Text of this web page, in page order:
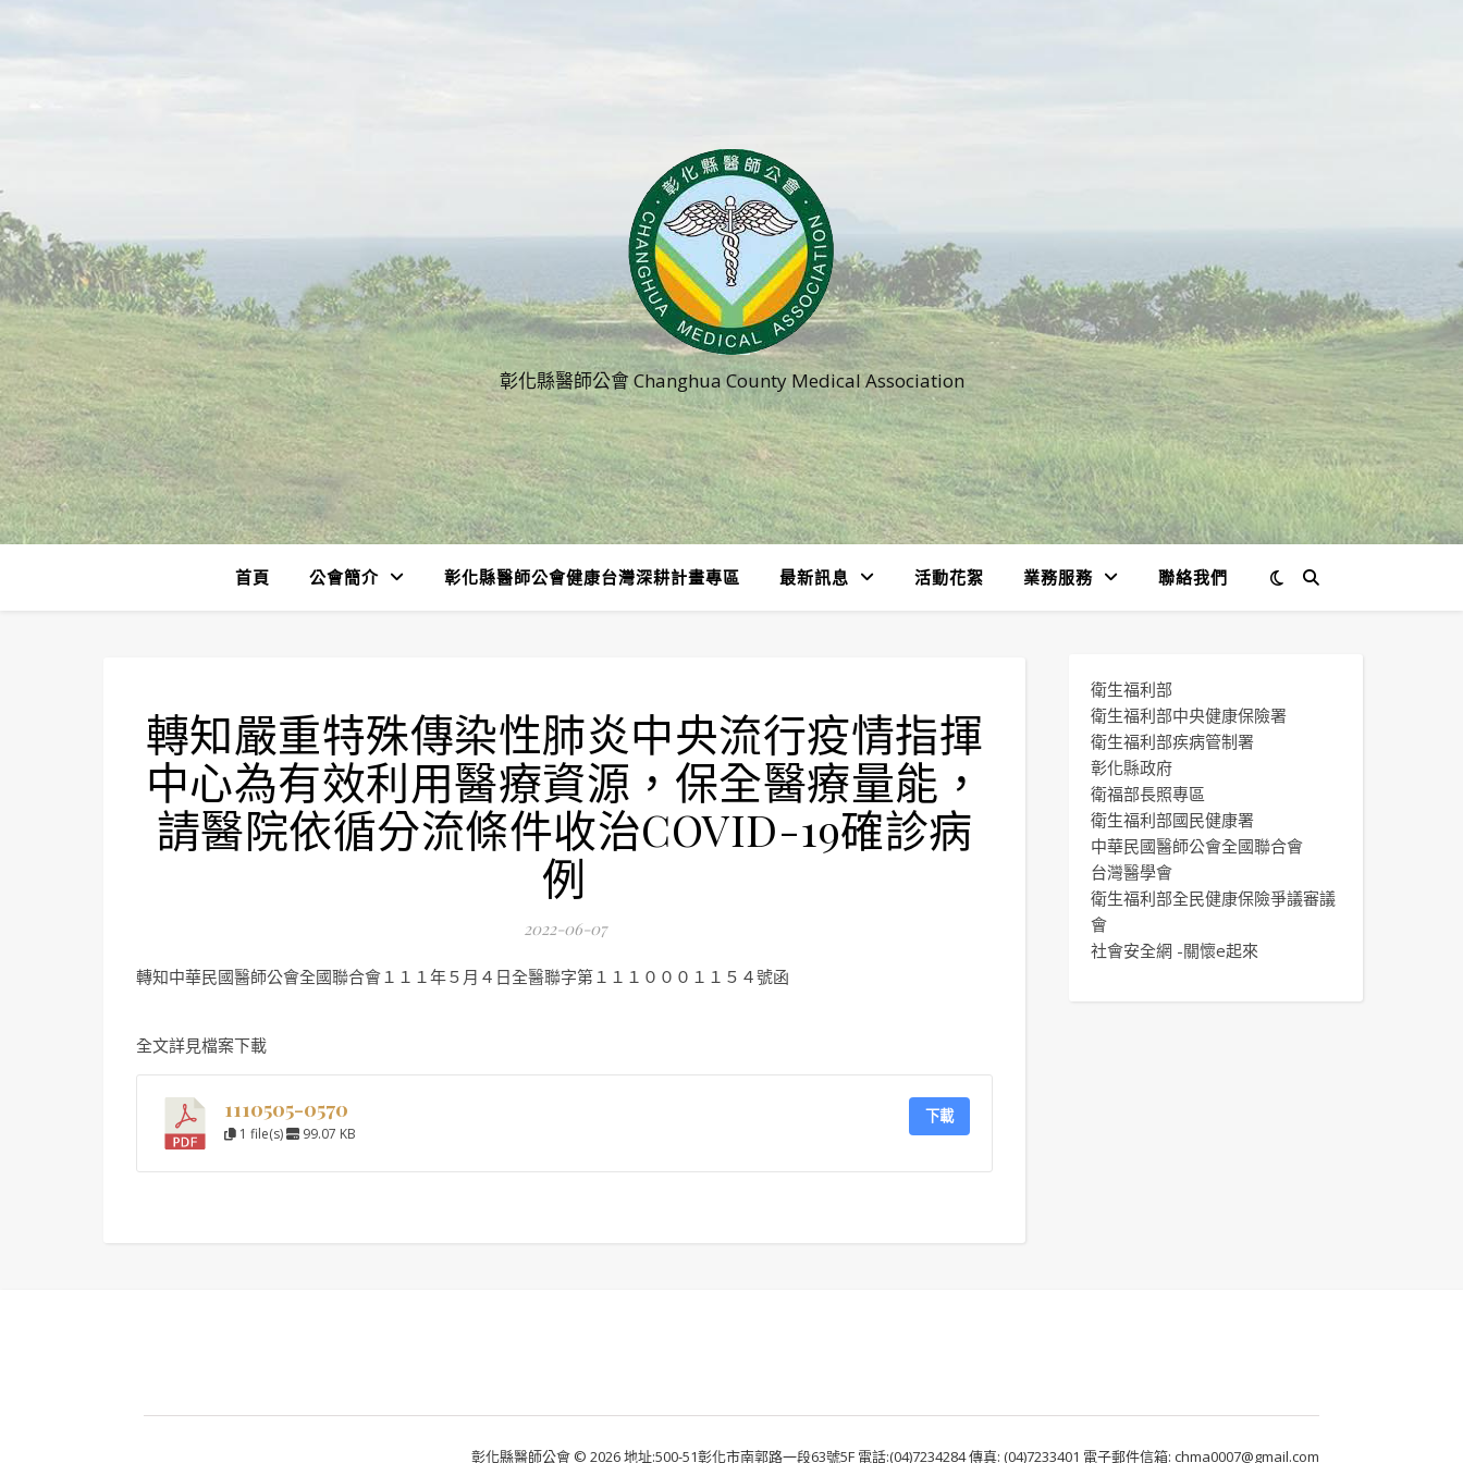
彰化縣醫師公會 Changhua County Medical Association
首頁 公會簡介 彰化縣醫師公會健康台灣深耕計畫專區 最新訊息 活動花絮 業務服務 聯絡我們
轉知嚴重特殊傳染性肺炎中央流行疫情指揮
中心為有效利用醫療資源，保全醫療量能，
請醫院依循分流條件收治COVID-19確診病
例
2022-06-07
轉知中華民國醫師公會全國聯合會１１１年５月４日全醫聯字第１１１０００１１５４號函
全文詳見檔案下載
1110505-0570
1 file(s) 99.07 KB
下載
衛生福利部
衛生福利部中央健康保險署
衛生福利部疾病管制署
彰化縣政府
衛福部長照專區
衛生福利部國民健康署
中華民國醫師公會全國聯合會
台灣醫學會
衛生福利部全民健康保險爭議審議
會
社會安全網 -關懷e起來
彰化縣醫師公會 © 2026 地址:500-51彰化市南郭路一段63號5F 電話:(04)7234284 傳真: (04)7233401 電子郵件信箱: chma0007@gmail.com